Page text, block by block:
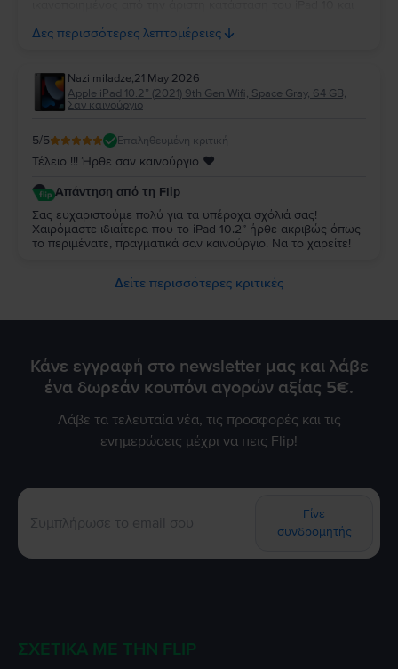
μας να σας εξυπηρετήσουμε ξανά στο μέλλον!
Δες περισσότερες λεπτομέρειες
Nazi miladze,21 May 2026
Apple iPad 10.2” (2021) 9th Gen Wifi, Space Gray, 64 GB,
Σαν καινούργιο
5/5 Επαληθευμένη κριτική
Τέλειο !!! Ήρθε σαν καινούργιο ♥️
Απάντηση από τη Flip
Σας ευχαριστούμε πολύ για τα υπέροχα σχόλιά σας!
Χαιρόμαστε ιδιαίτερα που το iPad 10.2” ήρθε ακριβώς όπως
το περιμένατε, πραγματικά σαν καινούργιο. Να το χαρείτε!
Δείτε περισσότερες κριτικές
Κάνε εγγραφή στο newsletter μας και λάβε
ένα δωρεάν κουπόνι αγορών αξίας 5€.
Λάβε τα τελευταία νέα, τις προσφορές και τις
ενημερώσεις μέχρι να πεις Flip!
Γίνε
συνδρομητής
ΣΧΕΤΙΚΆ ΜΕ ΤΗΝ FLIP